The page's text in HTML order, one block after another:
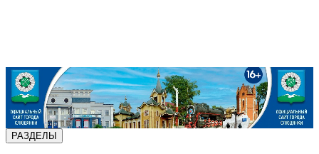
РАЗДЕЛЫ